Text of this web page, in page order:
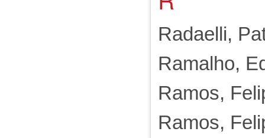
Radaelli,
Ramalho,
Ramos,
Ramos,